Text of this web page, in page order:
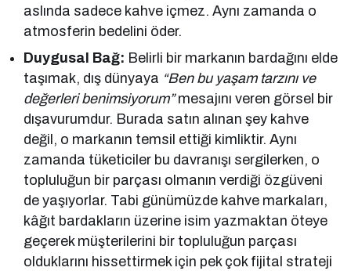
aslında sadece kahve içmez. Aynı zamanda o
atmosferin bedelini öder.
Duygusal Bağ: Belirli bir markanın bardağını elde
taşımak, dış dünyaya “Ben bu yaşam tarzını ve
değerleri benimsiyorum”mesajını veren görsel bir
dışavurumdur. Burada satın alınan şey kahve
değil, o markanın temsil ettiği kimliktir. Aynı
zamanda tüketiciler bu davranışı sergilerken, o
topluluğun bir parçası olmanın verdiği özgüveni
de yaşıyorlar. Tabi günümüzde kahve markaları,
kâğıt bardakların üzerine isim yazmaktan öteye
geçerek müşterilerini bir topluluğun parçası
olduklarını hissettirmek için pek çok fijital strateji